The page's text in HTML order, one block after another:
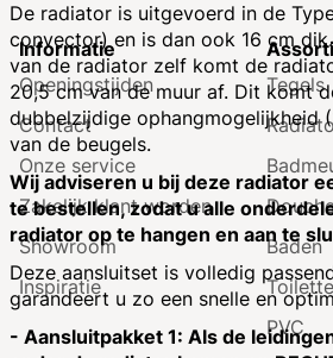
De radiator is uitgevoerd in de
convector) en is dan ook 16 cm
van de radiator zelf komt de
20,5 cm van de muur af. Dit komt
dubbelzijdige ophangmogelijkheid
van de beugels.
Wij adviseren u bij deze radiator
te bestellen, zodat u alle
radiator op te hangen en aan te
Deze aansluitset is volledig
garandeert u zo een snelle en
- Aansluitpakket 1: Als de
Informatie
Openingstijden
Contact
Onze service
Zakelijk klant worden
Showroom
Inspiratie
Tegels
Baden
PVC